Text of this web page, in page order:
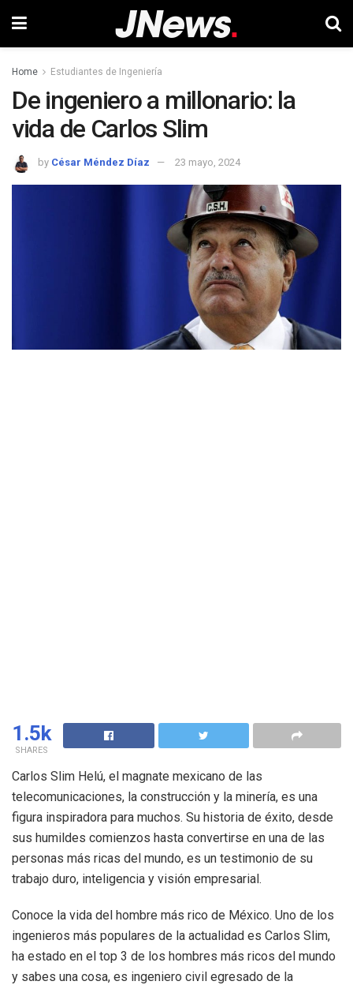
Home Estudiantes de Ingeniería
De ingeniero a millonario: la
vida de Carlos Slim
by César Méndez Díaz 23 mayo, 2024
1.5k
SHARES
Carlos Slim Helú, el magnate mexicano de las
telecomunicaciones, la construcción y la minería, es una
figura inspiradora para muchos. Su historia de éxito, desde
sus humildes comienzos hasta convertirse en una de las
personas más ricas del mundo, es un testimonio de su
trabajo duro, inteligencia y visión empresarial.
Conoce la vida del hombre más rico de México. Uno de los
ingenieros más populares de la actualidad es Carlos Slim,
ha estado en el top 3 de los hombres más ricos del mundo
y sabes una cosa, es ingeniero civil egresado de la